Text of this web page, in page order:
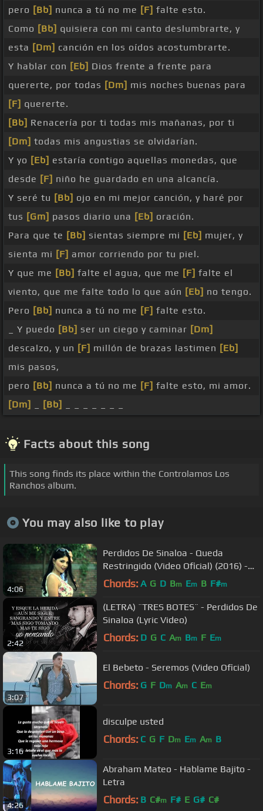
pero [Bb] nunca a tú no me [F] falte esto.
Como [Bb] quisiera con mi canto deslumbrarte, y
esta [Dm] canción en los oídos acostumbrarte.
Y hablar con [Eb] Dios frente a frente para
quererte, por todas [Dm] mis noches buenas para
[F] quererte.
[Bb] Renacería por ti todas mis mañanas, por ti
[Dm] todas mis angustias se olvidarían.
Y yo [Eb] estaría contigo aquellas monedas, que
desde [F] niño he guardado en una alcancía.
Y seré tu [Bb] ojo en mi mejor canción, y haré por
tus [Gm] pasos diario una [Eb] oración.
Para que te [Bb] sientas siempre mi [Eb] mujer, y
sienta mi [F] amor corriendo por tu piel.
Y que me [Bb] falte el agua, que me [F] falte el
viento, que me falte todo lo que aún [Eb] no tengo.
Pero [Bb] nunca a tú no me [F] falte esto.
_ Y puedo [Bb] ser un ciego y caminar [Dm]
descalzo, y un [F] millón de brazas lastimen [Eb]
mis pasos,
pero [Bb] nunca a tú no me [F] falte esto, mi amor.
[Dm]
[Bb]
Facts about this song
This song finds its place within the Controlamos Los
Ranchos album.
You may also like to play
4:06
Perdidos De Sinaloa - Queda
Restringido (Video Oficial) (2016) -
"Exclusivo"
Chords: A G D Bm Em B F#m
2:42
(LETRA) ¨TRES BOTES¨ - Perdidos De
Sinaloa (Lyric Video)
Chords: D G C Am Bm F Em
3:07
El Bebeto - Seremos (Video Oficial)
Chords: G F Dm Am C Em
3:16
disculpe usted
Chords: C G F Dm Em Am B
4:26
Abraham Mateo - Hablame Bajito -
Letra
Chords: B C#m F# E G# C#